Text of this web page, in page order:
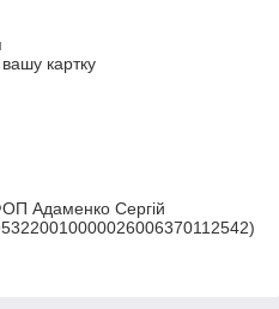
картку
Адаменко Сергій